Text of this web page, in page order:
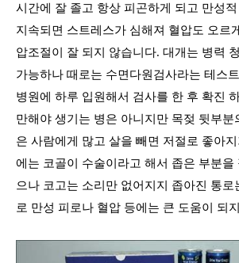
시간에 잘 졸고 항상 피곤하게 되고 만성
지속되면 스트레스가 심해져 혈압도 오르
압조절이 잘 되지 않습니다. 대개는 병력
가능하나 때로는 수면다원검사라는 테스
병원에 하루 입원해서 검사를 한 후 확진
만해야 생기는 병은 아니지만 목젖 뒷부분
은 사람에게 많고 살을 빼면 저절로 좋아
에는 코골이 수술이라고 해서 좁은 부분을
으나 코고는 소리만 없어지지 좁아진 통로
로 만성 피로나 혈압 등에는 큰 도움이 되